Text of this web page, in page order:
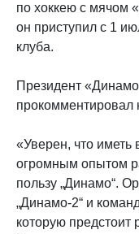
по хоккею с мячом
он приступил с 1
клуба.
Президент
прокомментировал
«Уверен, что иметь
огромным опытом
пользу „Динамо“.
„Динамо-2“ и
которую